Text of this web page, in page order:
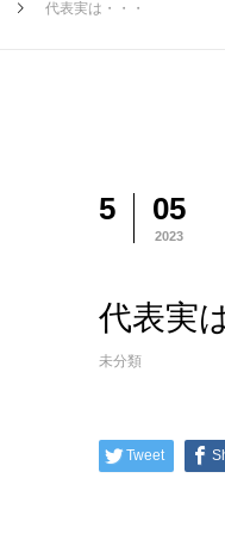
代表実は・・・
5 05
2023
代表実
未分類
Tweet